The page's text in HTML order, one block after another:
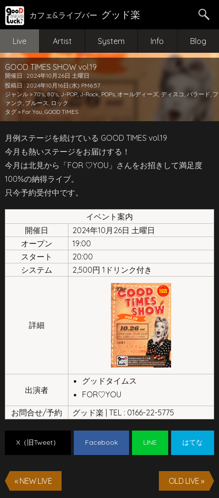
カフェ&ライブバー グッド楽
Live Artist System Info Blog
GOOD TIMES SHOW vol.19
開催日 : 2024年10月26日 土曜日
投稿日 : 2024年10月16日(水) PM6:57
ジャンル » 70's,80's, J-POP, J-Rock, POPs, オールディーズ, ディスコ, バラード, フ
ァンク, ブルース, ロック
タグ » For You, GOOD TIMES
月例ステージを続けている GOOD TIMES vol.19
今月も熱いステージをお届けする！
今月は北見から「FOR ♡YOU」さんをお招きして満足度
100%の納得ライブ。
只今予約受付中です。
イベント案内
開催日
2024年10月26日 土曜日
オープン
19:00
スタート
20:00
システム
2,500円 1ドリンク付き
詳細
出演者
グッドタイムス
FOR♡YOU
お問合せ/予約
グッド楽 | TEL : 0166-22-5775
X（旧Tweet） Facebook LINE はてな
« NEW LIVE OLD LIVE »